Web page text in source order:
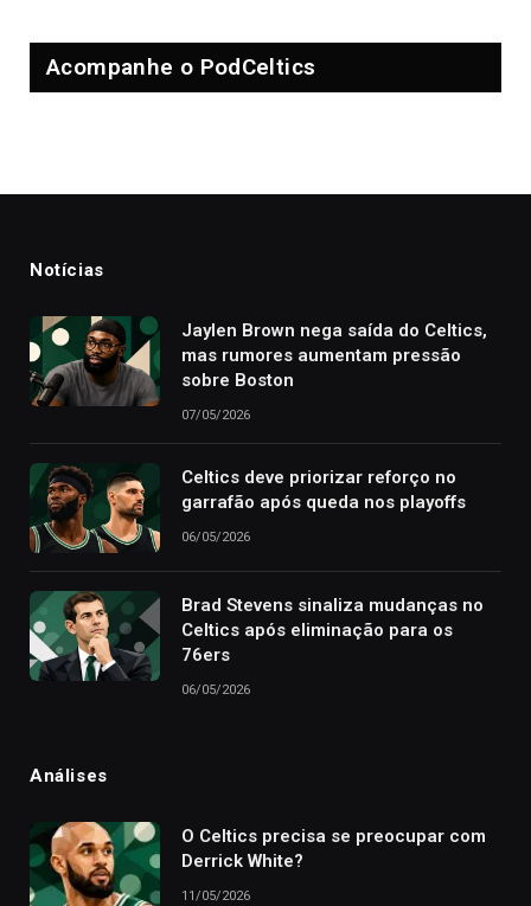
Acompanhe o PodCeltics
Notícias
Jaylen Brown nega saída do Celtics,
mas rumores aumentam pressão
sobre Boston
07/05/2026
Celtics deve priorizar reforço no
garrafão após queda nos playoffs
06/05/2026
Brad Stevens sinaliza mudanças no
Celtics após eliminação para os
76ers
06/05/2026
Análises
O Celtics precisa se preocupar com
Derrick White?
11/05/2026